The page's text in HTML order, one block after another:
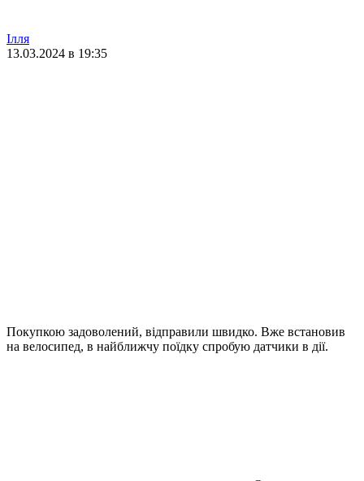
Ілля
13.03.2024 в 19:35
Покупкою задоволений, відправили швидко. Вже встановив
на велосипед, в найближчу поїдку спробую датчики в дії.